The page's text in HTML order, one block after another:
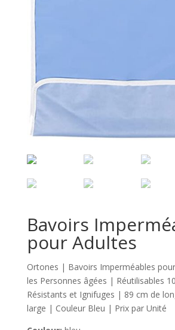
Bavoirs
pour Adultes
Ortones | Bavoirs Imperméables
les Personnes âgées | Réutilisables
Résistants et Ignifuges | 89 cm de
large | Couleur Bleu | Prix par Unité